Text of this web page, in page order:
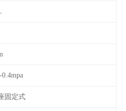
0.4mpa
固定式